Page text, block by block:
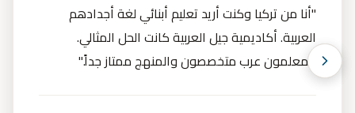
"أنا من تركيا وكنت أريد تعليم أبنائي لغة أجدادهم
العربية. أكاديمية جيل العربية كانت الحل المثالي.
المعلمون عرب متخصصون والمنهج ممتاز جداً."